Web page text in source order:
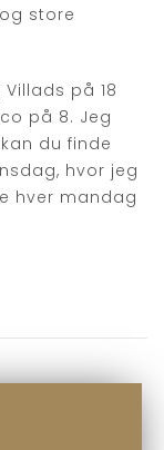
store
på 18
på 8. Jeg
du finde
hvor jeg
hver mandag